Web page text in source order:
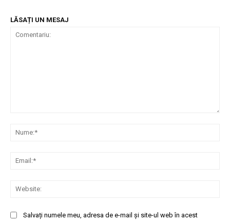
LĂSAȚI UN MESAJ
Salvați numele meu, adresa de e-mail și site-ul web în acest